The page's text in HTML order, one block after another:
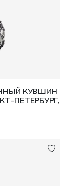
КУВШИН
ПЕТЕРБУРГ,